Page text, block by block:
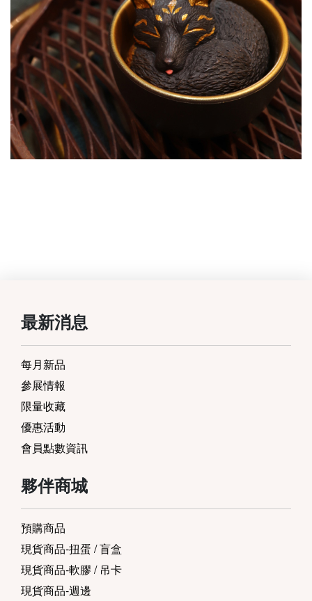
最新消息
每月新品
參展情報
限量收藏
優惠活動
會員點數資訊
夥伴商城
預購商品
現貨商品-扭蛋 / 盲盒
現貨商品-軟膠 / 吊卡
現貨商品-週邊